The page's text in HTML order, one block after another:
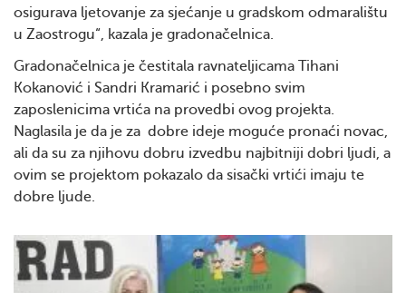
osigurava ljetovanje za sjećanje u gradskom odmaralištu
u Zaostrogu“, kazala je gradonačelnica.
Gradonačelnica je čestitala ravnateljicama Tihani
Kokanović i Sandri Kramarić i posebno svim
zaposlenicima vrtića na provedbi ovog projekta.
Naglasila je da je za dobre ideje moguće pronaći novac,
ali da su za njihovu dobru izvedbu najbitniji dobri ljudi, a
ovim se projektom pokazalo da sisački vrtići imaju te
dobre ljude.